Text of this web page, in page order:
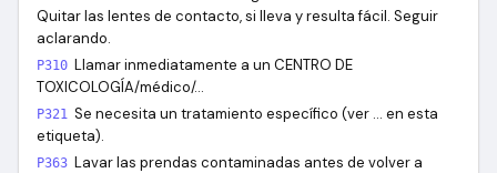
Quitar las lentes de contacto, si lleva y resulta fácil. Seguir
aclarando.
P310 Llamar inmediatamente a un CENTRO DE
TOXICOLOGÍA/médico/…
P321 Se necesita un tratamiento específico (ver … en esta
etiqueta).
P363 Lavar las prendas contaminadas antes de volver a